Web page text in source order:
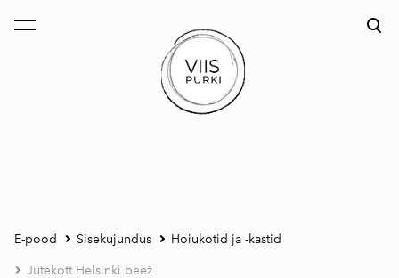
lisati ostukorvi. Vaata ostukorvi
E-pood Sisekujundus Hoiukotid ja -kastid
Jutekott Helsinki beež